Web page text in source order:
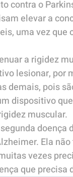
contra o
elevar a
uma vez
a rigidez
lesionar, por
demais, pois
dispositivo
muscular.
Ela
vezes
que